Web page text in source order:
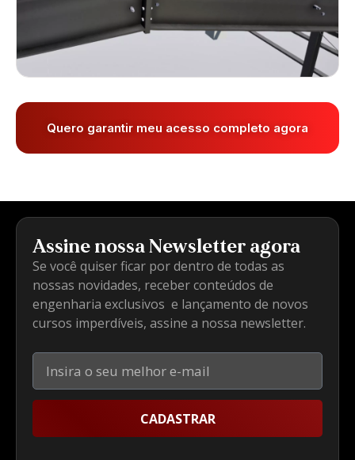
Quero garantir meu acesso completo agora
Assine nossa Newsletter agora
Se você quiser ficar por dentro de todas as
nossas novidades, receber conteúdos de
engenharia exclusivos e lançamento de novos
cursos imperdíveis, assine a nossa newsletter.
CADASTRAR